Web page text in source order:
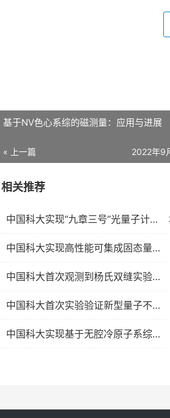
基于NV色心系综的磁测量：应用与进展
« 上一篇 2022年9
相关推荐
中国科大实现“九章三号”光量子计算原型机
中国科大实现高性能可集成固态量子存储器
中国科大首次观测到杨氏双缝实验中非局域的动量传递
中国科大首次实验验证新型量子不确定性等式关系
中国科大实现基于无腔冷原子系综的长距离原子-光子纠缠分发